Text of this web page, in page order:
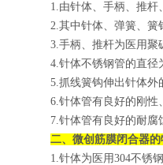
1.由针体、手柄、推
2.其中针体、弹簧、簧
3.手柄、推杆为医用聚
4.针体不锈钢管的直径
5.抓线簧钩伸出针体外
6.针体管有良好的刚性
7.针体管有良好的耐腐
二、 微创筋膜闭合器
1.针体为医用304不锈